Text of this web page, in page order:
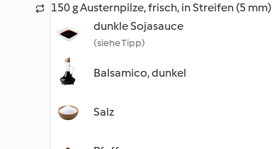
150 g Austernpilze, frisch, in Streifen (5 mm)
dunkle Sojasauce
(siehe Tipp)
Balsamico, dunkel
Salz